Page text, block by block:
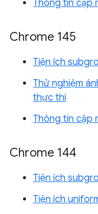
Thông tin cập
Chrome 145
Tiện ích
Thử nghiệm
thực thi
Thông tin cập
Chrome 144
Tiện ích
Tiện ích